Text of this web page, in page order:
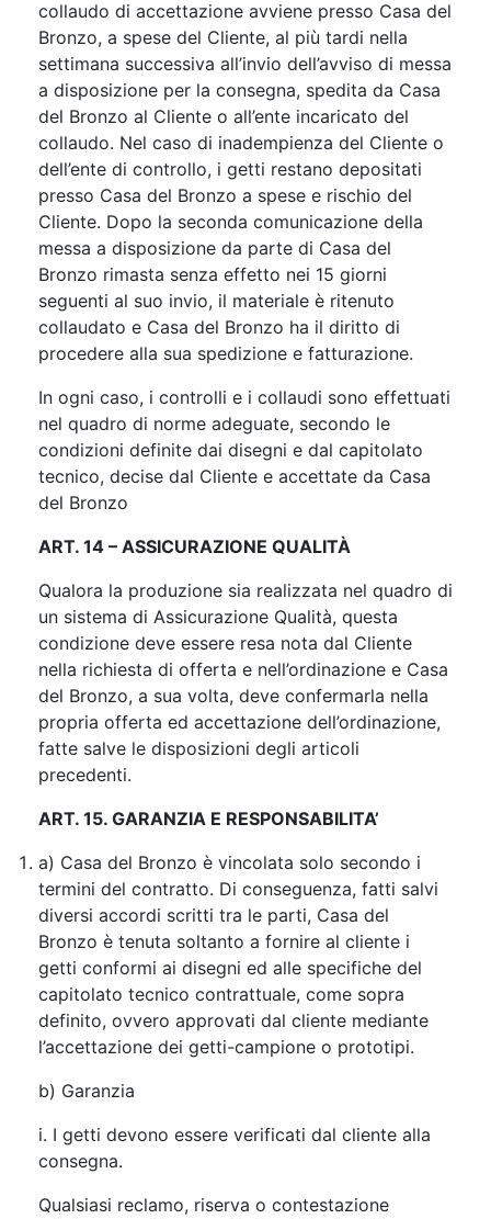
collaudo di accettazione avviene presso Casa del
Bronzo, a spese del Cliente, al più tardi nella
settimana successiva all’invio dell’avviso di messa
a disposizione per la consegna, spedita da Casa
del Bronzo al Cliente o all’ente incaricato del
collaudo. Nel caso di inadempienza del Cliente o
dell’ente di controllo, i getti restano depositati
presso Casa del Bronzo a spese e rischio del
Cliente. Dopo la seconda comunicazione della
messa a disposizione da parte di Casa del
Bronzo rimasta senza effetto nei 15 giorni
seguenti al suo invio, il materiale è ritenuto
collaudato e Casa del Bronzo ha il diritto di
procedere alla sua spedizione e fatturazione.
In ogni caso, i controlli e i collaudi sono effettuati
nel quadro di norme adeguate, secondo le
condizioni definite dai disegni e dal capitolato
tecnico, decise dal Cliente e accettate da Casa
del Bronzo
ART. 14 – ASSICURAZIONE QUALITÀ
Qualora la produzione sia realizzata nel quadro di
un sistema di Assicurazione Qualità, questa
condizione deve essere resa nota dal Cliente
nella richiesta di offerta e nell’ordinazione e Casa
del Bronzo, a sua volta, deve confermarla nella
propria offerta ed accettazione dell’ordinazione,
fatte salve le disposizioni degli articoli
precedenti.
ART. 15. GARANZIA E RESPONSABILITA’
a) Casa del Bronzo è vincolata solo secondo i
termini del contratto. Di conseguenza, fatti salvi
diversi accordi scritti tra le parti, Casa del
Bronzo è tenuta soltanto a fornire al cliente i
getti conformi ai disegni ed alle specifiche del
capitolato tecnico contrattuale, come sopra
definito, ovvero approvati dal cliente mediante
l’accettazione dei getti-campione o prototipi.
b) Garanzia
i. I getti devono essere verificati dal cliente alla
consegna.
Qualsiasi reclamo, riserva o contestazione